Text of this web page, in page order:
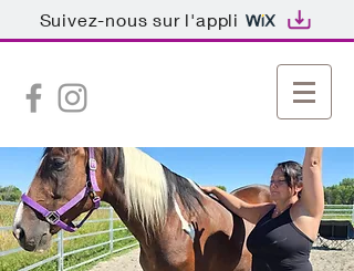
Suivez-nous sur l'appli